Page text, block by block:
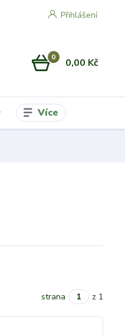
Přihlášení
0 0,00 Kč
Více
strana z 1